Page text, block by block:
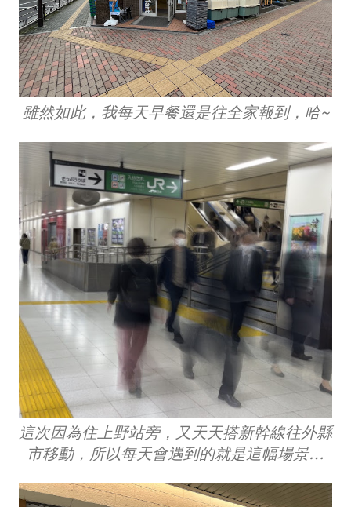
雖然如此，我每天早餐還是往全家報到，哈~
這次因為住上野站旁，又天天搭新幹線往外縣
市移動，所以每天會遇到的就是這幅場景…